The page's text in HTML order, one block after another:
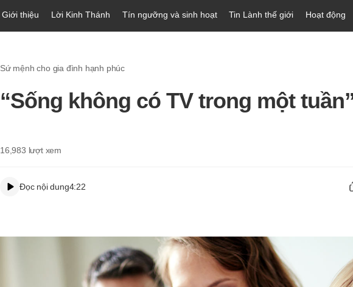
Giới thiệu Lời Kinh Thánh Tín ngưỡng và sinh hoạt Tin Lành thế giới Hoạt động
Sứ mệnh cho gia đình hạnh phúc
“Sống không có TV trong một
16,983 lượt xem
Đọc nội dung4:22